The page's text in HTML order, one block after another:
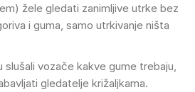
žele gledati zanimljive utrke bez
i guma, samo utrkivanje ništa
slušali vozače kakve gume trebaju,
gledatelje križaljkama.